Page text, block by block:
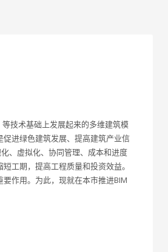
技术基础上发展起来的多维建筑模
进绿色建筑发展、提高建筑产业信
、虚拟化、协同管理、成本和进度
工期，提高工程质量和投资效益。
作用。为此，现就在本市推进BIM